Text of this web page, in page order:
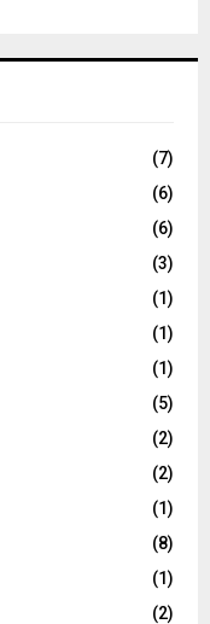
(7)
(6)
(6)
(3)
(1)
(1)
(1)
(5)
(2)
(2)
(1)
(8)
(1)
(2)